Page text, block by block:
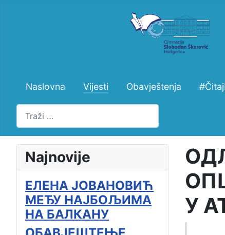
Naslovna Vijesti Obavještenja
Pretraži
Najnovije
ЕЛЕНА ЈОВАНОВИЋ
МЕЂУ НАЈБОЉИМА
НА БАЛКАНУ
У